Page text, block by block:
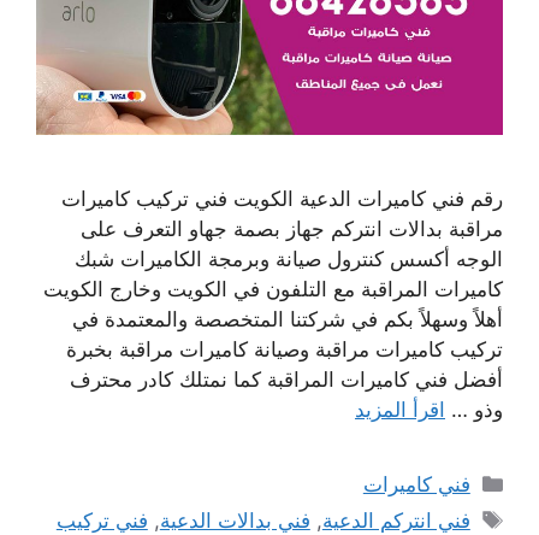
رقم فني كاميرات الدعية الكويت فني تركيب كاميرات
مراقبة بدالات انتركم جهاز بصمة جهاو التعرف على
الوجه أكسس كنترول صيانة وبرمجة الكاميرات شبك
كاميرات المراقبة مع التلفون في الكويت وخارج الكويت
أهلاً وسهلاً بكم في شركتنا المتخصصة والمعتمدة في
تركيب كاميرات مراقبة وصيانة كاميرات مراقبة بخبرة
أفضل فني كاميرات المراقبة كما نمتلك كادر محترف
وذو … اقرأ المزيد
التصنيفات
فني كاميرات
الوسوم
فني انتركم الدعية, فني بدالات الدعية, فني تركيب